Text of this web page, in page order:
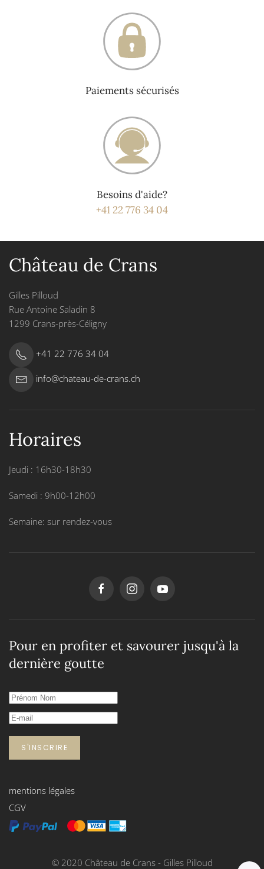
Paiements sécurisés
Besoins d'aide?
+41 22 776 34 04
Château de Crans
Gilles Pilloud
Rue Antoine Saladin 8
1299 Crans-près-Céligny
+41 22 776 34 04
info@chateau-de-crans.ch
Horaires
Jeudi : 16h30-18h30
Samedi : 9h00-12h00
Semaine: sur rendez-vous
Pour en profiter et savourer jusqu'à la
dernière goutte
S'INSCRIRE
mentions légales
CGV
© 2020 Château de Crans - Gilles Pilloud